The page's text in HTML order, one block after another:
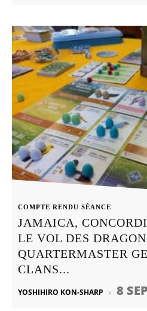
COMPTE RENDU SÉANCE
JAMAICA,
LE VOL DES
QUARTERMASTER
CLANS...
YOSHIHIRO KON-SHARP 8